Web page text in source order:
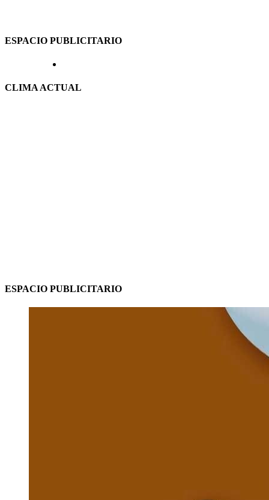
ESPACIO PUBLICITARIO
CLIMA ACTUAL
ESPACIO PUBLICITARIO